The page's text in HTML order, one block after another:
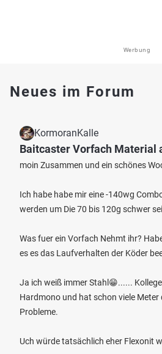
Werbung
Neues im Forum
KormoranKalle
Baitcaster Vorfach Material
moin Zusammen und ein schönes
Ich habe habe mir eine -140wg
werden um Die 70 bis 120g schwer
Was fuer ein Vorfach Nehmt ihr?
es es das Laufverhalten der Köder
Ja ich weiß immer Stahl😁......
Hardmono und hat schon viele
Probleme.
Uch würde tatsächlich eher Flexonit